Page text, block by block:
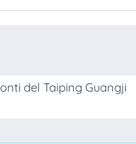
del Taiping Guangji